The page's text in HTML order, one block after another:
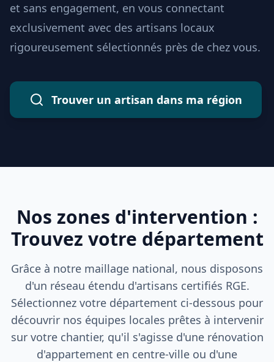
et sans engagement, en vous connectant
exclusivement avec des artisans locaux
rigoureusement sélectionnés près de chez vous.
Trouver un artisan dans ma région
Nos zones d'intervention :
Trouvez votre département
Grâce à notre maillage national, nous disposons
d'un réseau étendu d'artisans certifiés RGE.
Sélectionnez votre département ci-dessous pour
découvrir nos équipes locales prêtes à intervenir
sur votre chantier, qu'il s'agisse d'une rénovation
d'appartement en centre-ville ou d'une